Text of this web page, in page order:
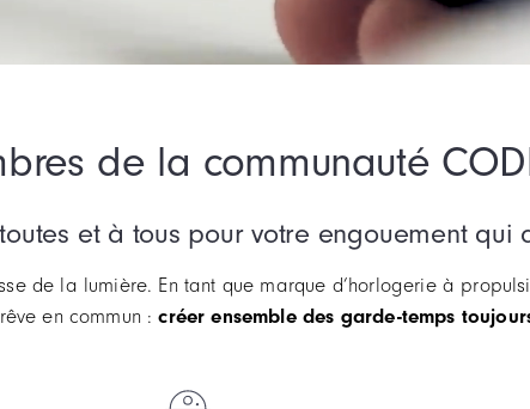
de la communauté
et à tous pour votre engouement qui
de la lumière. En tant que marque d’horlogerie à
en commun :créer ensemble des garde-temps